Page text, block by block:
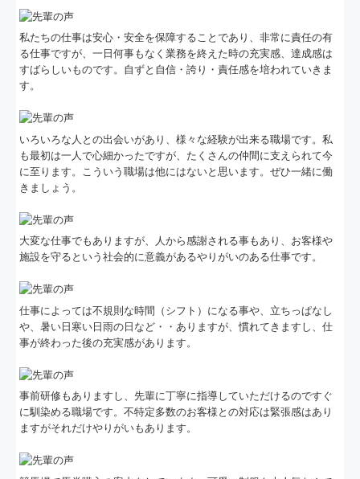
施設警備
雑踏警備
イベント警備
人材派遣
よくある質問
採用について
警備応募
派遣応募
先輩の声
プライバシーポリシー
私たちの仕事は安心・安全を保障することであり、非常に責任の有
る仕事ですが、一日何事もなく業務を終えた時の充実感、達成感は
すばらしいものです。自ずと自信・誇り・責任感を培われていきま
す。
いろいろな人との出会いがあり、様々な経験が出来る職場です。私
も最初は一人で心細かったですが、たくさんの仲間に支えられて今
に至ります。こういう職場は他にはないと思います。ぜひ一緒に働
きましょう。
大変な仕事でもありますが、人から感謝される事もあり、お客様や
施設を守るという社会的に意義があるやりがいのある仕事です。
仕事によっては不規則な時間（シフト）になる事や、立ちっぱなし
や、暑い日寒い日雨の日など・・ありますが、慣れてきますし、仕
事が終わった後の充実感があります。
事前研修もありますし、先輩に丁寧に指導していただけるのですぐ
に馴染める職場です。不特定多数のお客様との対応は緊張感はあり
ますがそれだけやりがいもあります。